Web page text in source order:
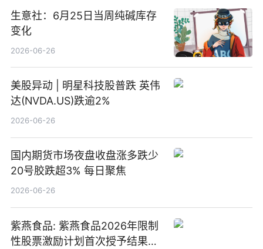
生意社：6月25日当周纯碱库存
变化
2026-06-26
美股异动 | 明星科技股普跌 英伟
达(NVDA.US)跌逾2%
2026-06-26
国内期货市场夜盘收盘涨多跌少
20号胶跌超3% 每日聚焦
2026-06-26
紫燕食品: 紫燕食品2026年限制
性股票激励计划首次授予结果公